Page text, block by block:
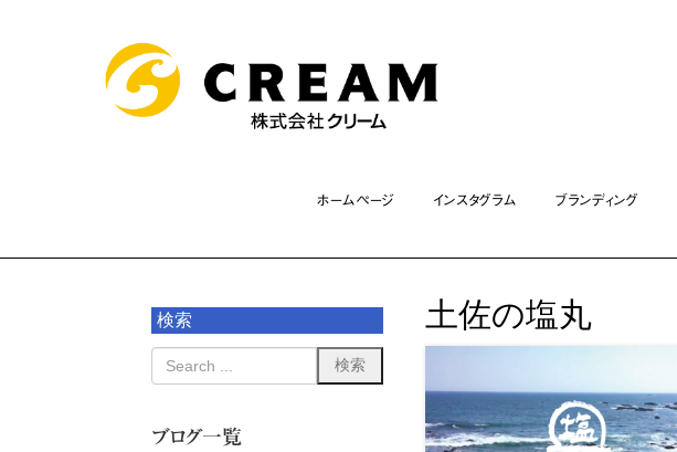
ホームページ インスタグラム ブランディング
土佐の塩丸
検索
ブログ一覧